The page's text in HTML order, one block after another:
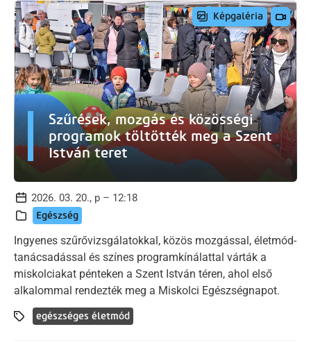
Képgaléria
Szűrések, mozgás és közösségi
programok töltötték meg a Szent
István teret
2026. 03. 20., p – 12:18
Egészség
Ingyenes szűrővizsgálatokkal, közös mozgással, életmód-
tanácsadással és színes programkínálattal várták a
miskolciakat pénteken a Szent István téren, ahol első
alkalommal rendezték meg a Miskolci Egészségnapot.
egészséges életmód